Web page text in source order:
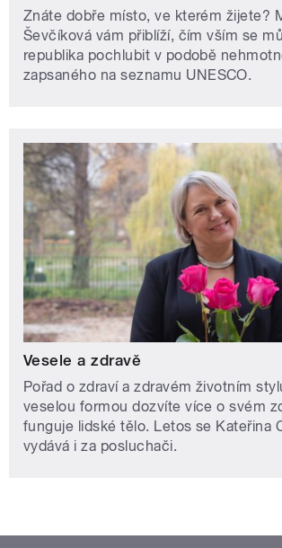
Znáte dobře místo, ve kterém žijete?
Ševčíková vám přiblíží, čím vším se
republika pochlubit v podobě
zapsaného na seznamu UNESCO.
Vesele a zdravě
Pořad o zdraví a zdravém životním
veselou formou dozvíte více o svém
funguje lidské tělo. Letos se Kateřina
vydává i za posluchači.